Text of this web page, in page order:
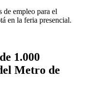
1.000
Metro de